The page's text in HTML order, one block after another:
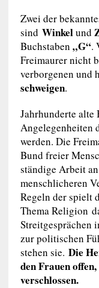
Zwei der
sind Winkelund
Buchstaben „G“.
Freimaurer nicht
verborgenen und
schweigen.
Jahrhunderte alte
Angelegenheiten
werden. Die
Bund freier
ständige Arbeit
menschlicheren
Regeln der spielt
Thema Religion
Streitgesprächen
zur politischen
stehen sie. Die
den Frauen
verschlossen.